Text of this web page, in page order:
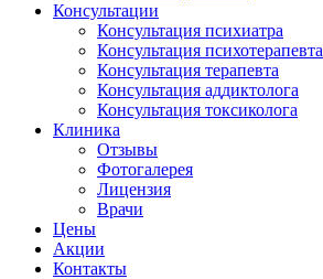
Консультации
Консультация психиатра
Консультация психотерапевта
Консультация терапевта
Консультация аддиктолога
Консультация токсиколога
Клиника
Отзывы
Фотогалерея
Лицензия
Врачи
Цены
Акции
Контакты